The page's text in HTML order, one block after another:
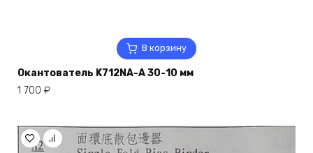
В корзину
Окантователь K712NA-A 30-10 мм
1 700 ₽